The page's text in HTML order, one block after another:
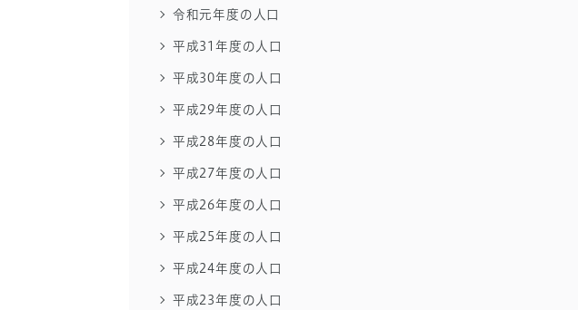
令和元年度の人口
平成31年度の人口
平成30年度の人口
平成29年度の人口
平成28年度の人口
平成27年度の人口
平成26年度の人口
平成25年度の人口
平成24年度の人口
平成23年度の人口